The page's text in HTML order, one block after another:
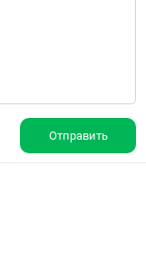
Отправить